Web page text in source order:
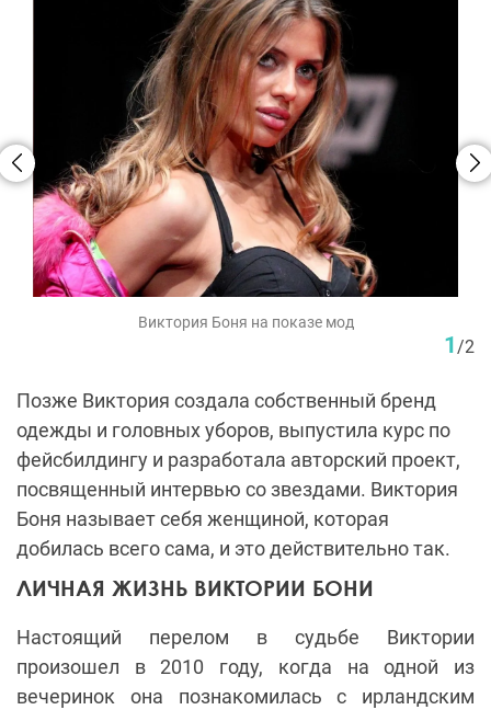
Виктория Боня на показе мод
1/2
Позже Виктория создала собственный бренд
одежды и головных уборов, выпустила курс по
фейсбилдингу и разработала авторский проект,
посвященный интервью со звездами. Виктория
Боня называет себя женщиной, которая
добилась всего сама, и это действительно так.
ЛИЧНАЯ ЖИЗНЬ ВИКТОРИИ БОНИ
Настоящий перелом в судьбе Виктории
произошел в 2010 году, когда на одной из
вечеринок она познакомилась с ирландским